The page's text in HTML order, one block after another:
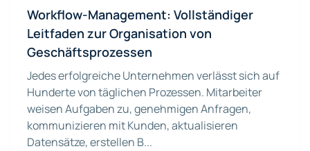
Workflow-Management: Vollständiger
Leitfaden zur Organisation von
Geschäftsprozessen
Jedes erfolgreiche Unternehmen verlässt sich auf
Hunderte von täglichen Prozessen. Mitarbeiter
weisen Aufgaben zu, genehmigen Anfragen,
kommunizieren mit Kunden, aktualisieren
Datensätze, erstellen B...